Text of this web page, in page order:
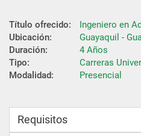
Título ofrecido:
Ingeniero en
Ubicación:
Guayaquil -
Duración:
4 Años
Tipo:
Carreras
Modalidad:
Presencial
Requisitos